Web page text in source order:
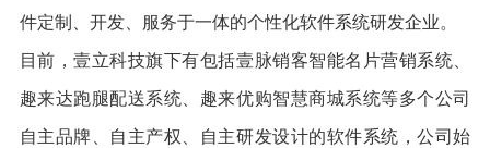
件定制、开发、服务于一体的个性化软件系统研发企业。
目前，壹立科技旗下有包括壹脉销客智能名片营销系统、
趣来达跑腿配送系统、趣来优购智慧商城系统等多个公司
自主品牌、自主产权、自主研发设计的软件系统，公司始